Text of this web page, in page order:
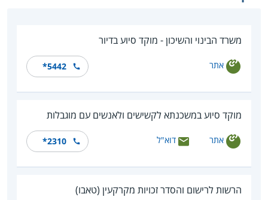
משרד הבינוי והשיכון - מוקד סיוע בדיור
אתר *5442
מוקד סיוע במשכנתא לקשישים ולאנשים עם מוגבלות
אתר דוא"ל *2310
הרשות לרישום והסדר זכויות מקרקעין (טאבו)